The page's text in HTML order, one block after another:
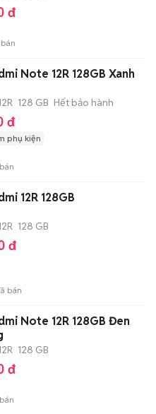
đ
Note 12R 128GB Xanh
128 GB Hết bảo hành
đ
phụ kiện
12R 128GB
128 GB
đ
bán
Note 12R 128GB Đen
128 GB
đ